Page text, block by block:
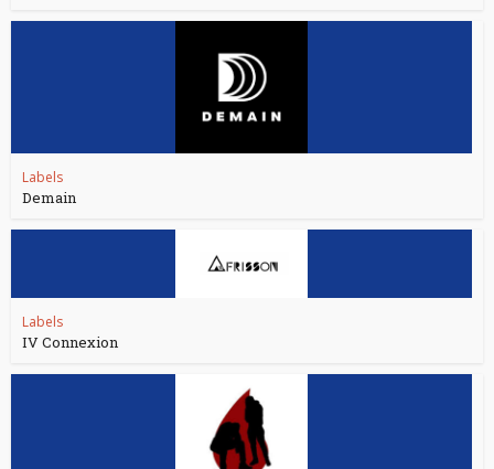
Labels
Demain
Labels
IV Connexion